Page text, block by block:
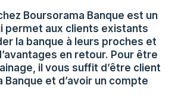
Boursorama Banque est un
permet aux clients existants
la banque à leurs proches et
en retour. Pour être
il vous suffit d’être client
Banque et d’avoir un compte